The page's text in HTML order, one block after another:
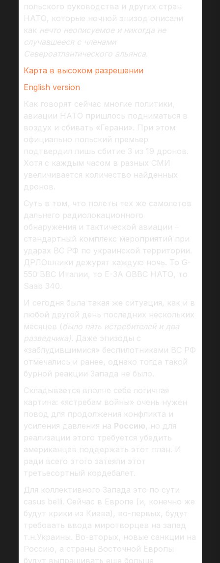
польского руководства и других стран
НАТО, которые ночной эпизод описали
как нечто неописуемое и никогда не
случавшееся с членами
Североатлантического альянса.
Карта в высоком разрешении
English version
Как говорят сейчас многие политики,
авиации НАТО пришлось подниматься в
воздух и сбивать «Герани». При этом
официально польский премьер
подтвердил лишь сбитие 3 из 19 дронов.
Хотя с каждым часом в разных СМИ
увеличивается количество найденных
дронов.
Суть в том, что полеты тех же самолетов
дальнего радиолокационного
обнаружения и тактической авиации –
стандартный комплекс мероприятий при
ударах ВС РФ по украинской территории.
ДРЛОшники дежурят каждую ночь. То G-
550 ВВС Италии, то Е-3А ОВВС НАТО, то
Saab 340.
И сегодня была такая же ситуация, как и в
любой другой день последних нескольких
месяцев ( было пять истребителей и два
разведчика). Даже эпизоды с
«заблудившимися» беспилотниками ВС РФ
отмечались и ранее, однако тогда такой
бурной реакции Запада не было.
Складывается вполне себе логичная
картина: «ястребам войны» очень нужен
повод для продолжения конфликта и
усиления давления на Россию, но для
реализации этого требуется убедить
американцев поддержать этот план. И
ради всего этого затеяли этот
третьесортный кордебалет.
Для коллективного Запада это по сути
casus belli. Сейчас в Европе (и, конечно же
будут крики из Киева), во-первых, будут
требовать ввода миротворцев на запад
т.н.Украины. Во-вторых, новые санкции на
Россию, а страны Восточной Европы
будут выпрашивать еще больше